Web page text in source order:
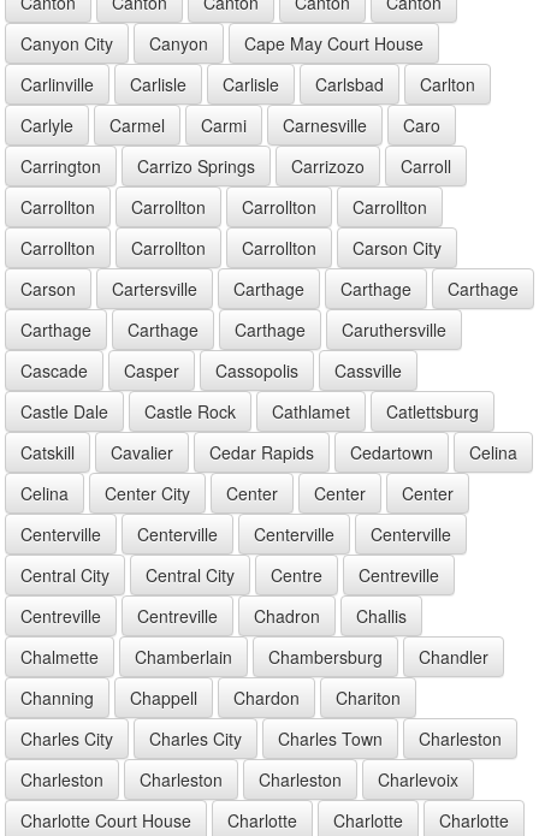
Canyon City
Canyon
Cape May Court House
Carlinville
Carlisle Carlisle Carlsbad
Carlton
Carlyle
Carmel Carmi Carnesville
Caro
Carrington
Carrizo Springs Carrizozo
Carroll
Carrollton
Carrollton Carrollton
Carrollton
Carrollton
Carrollton Carrollton
Carson City
Carson
Cartersville Carthage Carthage
Carthage
Carthage
Carthage Carthage
Caruthersville
Cascade
Casper Cassopolis
Cassville
Castle Dale
Castle Rock Cathlamet
Catlettsburg
Catskill
Cavalier Cedar Rapids Cedartown
Celina
Celina
Center City Center Center
Center
Centerville
Centerville Centerville
Centerville
Central City
Central City Centre
Centreville
Centreville
Centreville Chadron
Challis
Chalmette
Chamberlain Chambersburg
Chandler
Channing
Chappell Chardon
Chariton
Charles City
Charles City Charles Town
Charleston
Charleston
Charleston Charleston
Charlevoix
Charlotte Court House
Charlotte Charlotte
Charlotte